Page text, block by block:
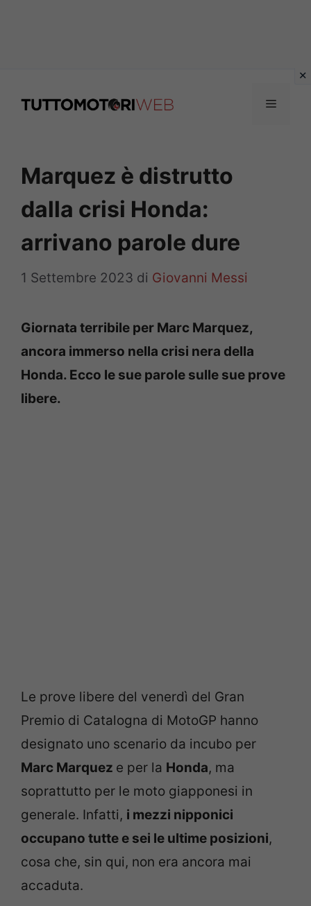
Menu
Marquez è distrutto
dalla crisi Honda:
arrivano parole dure
1 Settembre 2023 di Giovanni Messi
Giornata terribile per Marc Marquez,
ancora immerso nella crisi nera della
Honda. Ecco le sue parole sulle sue prove
libere.
Le prove libere del venerdì del Gran
Premio di Catalogna di MotoGP hanno
designato uno scenario da incubo per
Marc Marquez e per la Honda, ma
soprattutto per le moto giapponesi in
generale. Infatti, i mezzi nipponici
occupano tutte e sei le ultime posizioni,
cosa che, sin qui, non era ancora mai
accaduta.